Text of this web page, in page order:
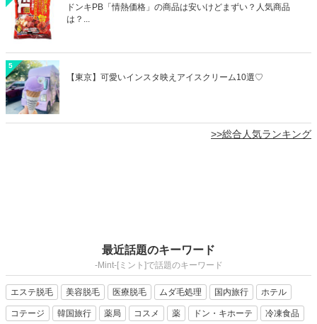
ドンキPB「情熱価格」の商品は安いけどまずい？人気商品
は？...
5
【東京】可愛いインスタ映えアイスクリーム10選♡
>>総合人気ランキング
最近話題のキーワード
-Mint-[ミント]で話題のキーワード
エステ脱毛 美容脱毛 医療脱毛 ムダ毛処理 国内旅行 ホテル
コテージ 韓国旅行 薬局 コスメ 薬 ドン・キホーテ 冷凍食品